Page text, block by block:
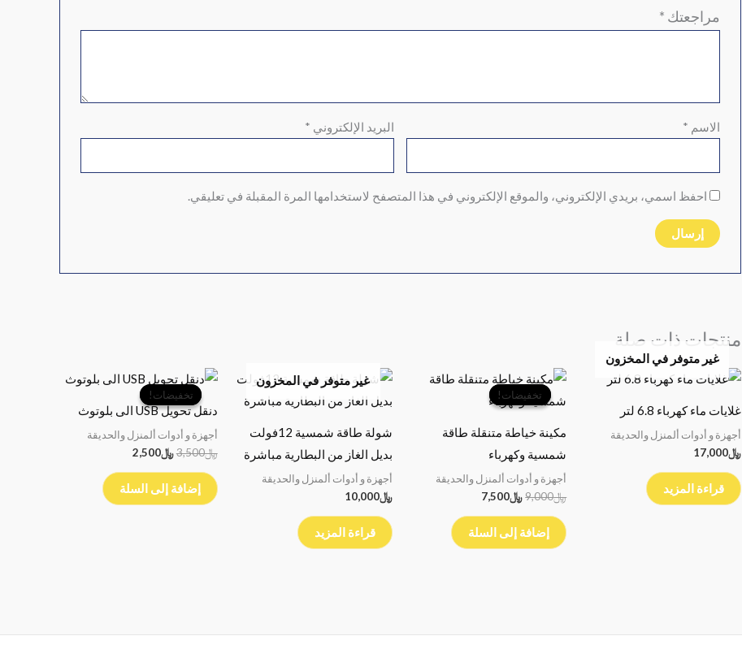
مراجعتك *
الاسم * البريد الإلكتروني *
احفظ اسمي، بريدي الإلكتروني، والموقع الإلكتروني في هذا المتصفح لاستخدامها المرة المقبلة في تعليقي.
منتجات ذات صلة
غير متوفر في المخزون
غلايات ماء كهرباء 6.8 لتر
أجهزة و أدوات ألمنزل والحديقة
﷼17,000
قراءة المزيد
تخفيضات!
تخفيضات!
مكينة خياطة متنقلة طاقة
شمسية وكهرباء
أجهزة و أدوات ألمنزل والحديقة
﷼9,000
السعر
الأصلي
هو:
﷼7,500
السعر
الحالي
إضافة إلى السلة
غير متوفر في المخزون
شولة طاقة شمسية 12فولت
بديل الغاز من البطارية مباشرة
أجهزة و أدوات ألمنزل والحديقة
﷼10,000
قراءة المزيد
تخفيضات!
تخفيضات!
دنقل تحويل USB الى بلوتوث
أجهزة و أدوات ألمنزل والحديقة
﷼3,500
السعر
الأصلي
هو:
﷼3,500.
﷼2,500
السعر
الحالي
﷼2,500.
إضافة إلى السلة